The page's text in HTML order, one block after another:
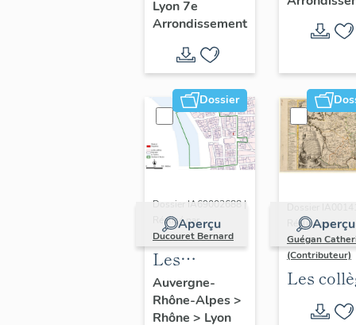
Lyon 7e
Arrondissement
(Lyon
Dossier
Aperçu
Dossier IA69002688 |
Réalisé par
Ducouret Bernard
Les
maisons du
quartier
Auvergne-
Rhône-Alpes>
Rhône > Lyon
Aperçu
Réalisé par
Guégan
(Contributeur)
Les
jésuites